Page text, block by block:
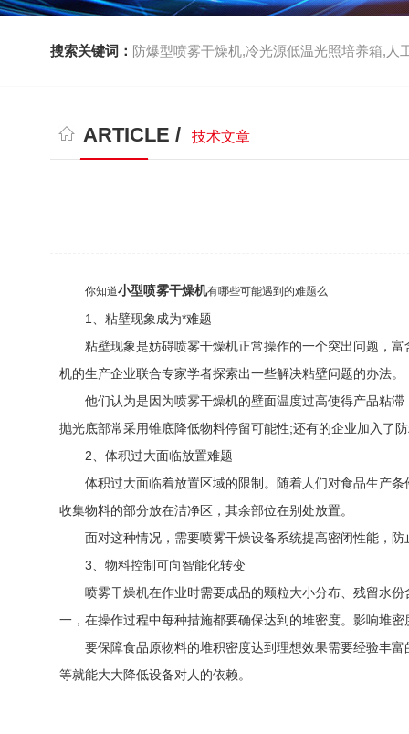
搜索关键词： 防爆型喷雾干燥机,冷光源低温光照培养箱,人
ARTICLE / 技术文章
你知道小型喷雾干燥机有哪些可能遇到的难题么
1、粘壁现象成为*难题
粘壁现象是妨碍喷雾干燥机正常操作的一个突出问题，富
机的生产企业联合专家学者探索出一些解决粘壁问题的办法。
他们认为是因为喷雾干燥机的壁面温度过高使得产品粘滞
抛光底部常采用锥底降低物料停留可能性;还有的企业加入了
2、体积过大面临放置难题
体积过大面临着放置区域的限制。随着人们对食品生产条
收集物料的部分放在洁净区，其余部位在别处放置。
面对这种情况，需要喷雾干燥设备系统提高密闭性能，防
3、物料控制可向智能化转变
喷雾干燥机在作业时需要成品的颗粒大小分布、残留水份
一，在操作过程中每种措施都要确保达到的堆密度。影响堆
要保障食品原物料的堆积密度达到理想效果需要经验丰富
等就能大大降低设备对人的依赖。